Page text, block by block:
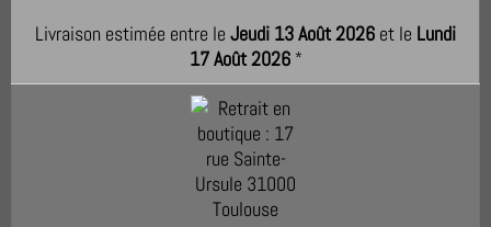
Livraison estimée entre le Jeudi 13 Août 2026 et le Lundi
17 Août 2026 *